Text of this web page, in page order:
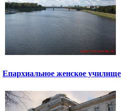
Епархиальное женское училище